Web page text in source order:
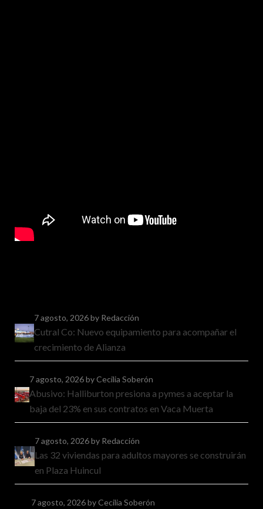
7 agosto, 2026by Redacción
Cutral Co: Nuevo equipamiento para acompañar el
crecimiento de Alianza
7 agosto, 2026by Cecilia Soberón
Abusivo: Halliburton presiona a pymes a aceptar la
baja del 23% en sus contratos en Vaca Muerta
7 agosto, 2026by Redacción
Las 32 viviendas para adultos mayores se construirán
en Plaza Huincul
7 agosto, 2026by Cecilia Soberón